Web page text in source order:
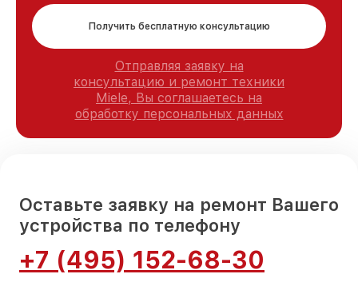
Получить бесплатную консультацию
Отправляя заявку на
консультацию и ремонт техники
Miele, Вы соглашаетесь на
обработку персональных данных
Оставьте заявку на ремонт Вашего
устройства по телефону
+7 (495) 152-68-30